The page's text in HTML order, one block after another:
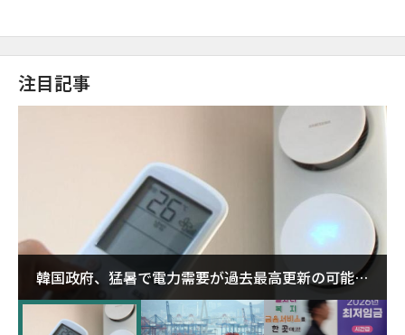
注目記事
韓国政府、猛暑で電力需要が過去最高更新の可能性
に需給対応体制を点検